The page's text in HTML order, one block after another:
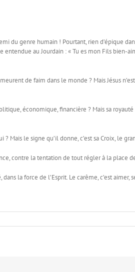
du genre humain ! Pourtant, rien d’épique
au Jourdain : « Tu es mon Fils bien-
de faim dans le monde ? Mais Jésus
économique, financière ? Mais sa
le signe qu’il donne, c’est sa Croix, le
contre la tentation de tout régler à la place
la force de l’Esprit. Le carême, c’est aimer,